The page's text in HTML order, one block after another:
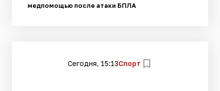
медпомощью после атаки БПЛА
Сегодня, 15:13Спорт